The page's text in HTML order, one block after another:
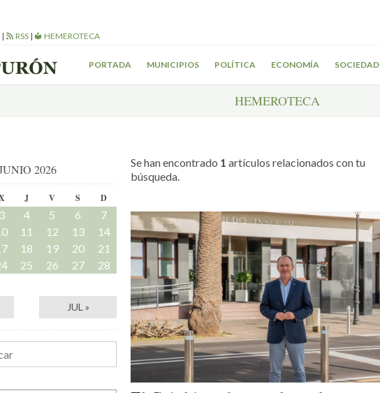
| RSS | HEMEROTECA
PORTADA MUNICIPIOS POLÍTICA ECONOMÍA SOCIEDAD
HEMEROTECA
2026
J V S D
JUL »
3 4 5 6
7
11 12 13
14
18 19 20
21
25 26 27
28
Se han encontrado 1 artículos relacionados con tu
búsqueda.